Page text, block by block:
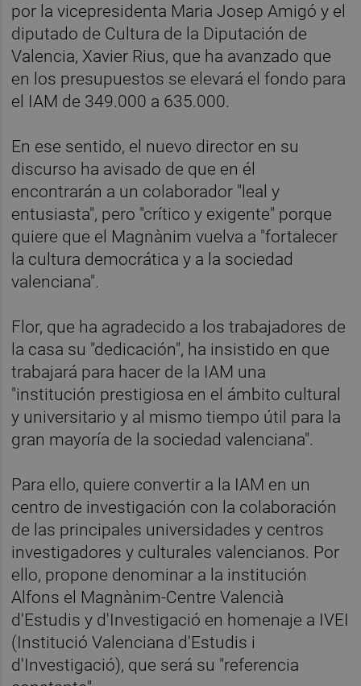
por la vicepresidenta Maria Josep Amigó y el
diputado de Cultura de la Diputación de
Valencia, Xavier Rius, que ha avanzado que
en los presupuestos se elevará el fondo para
el IAM de 349.000 a 635.000.
En ese sentido, el nuevo director en su
discurso ha avisado de que en él
encontrarán a un colaborador "leal y
entusiasta", pero "crítico y exigente" porque
quiere que el Magnànim vuelva a "fortalecer
la cultura democrática y a la sociedad
valenciana".
Flor, que ha agradecido a los trabajadores de
la casa su "dedicación", ha insistido en que
trabajará para hacer de la IAM una
"institución prestigiosa en el ámbito cultural
y universitario y al mismo tiempo útil para la
gran mayoría de la sociedad valenciana".
Para ello, quiere convertir a la IAM en un
centro de investigación con la colaboración
de las principales universidades y centros
investigadores y culturales valencianos. Por
ello, propone denominar a la institución
Alfons el Magnànim-Centre Valencià
d'Estudis y d'Investigació en homenaje a IVEI
(Institució Valenciana d'Estudis i
d'Investigació), que será su "referencia